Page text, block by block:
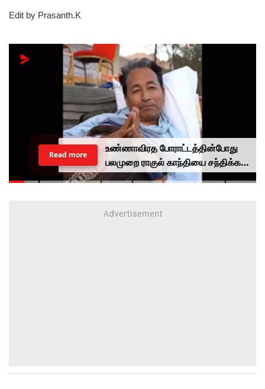
Edit by Prasanth.K
உண்ணாவிரத போராட்டத்தின்போது
பலமுறை ராகுல் காந்தியை சந்திக்க
முயன்றாரா சோனம் வாங்சுக்
Read more